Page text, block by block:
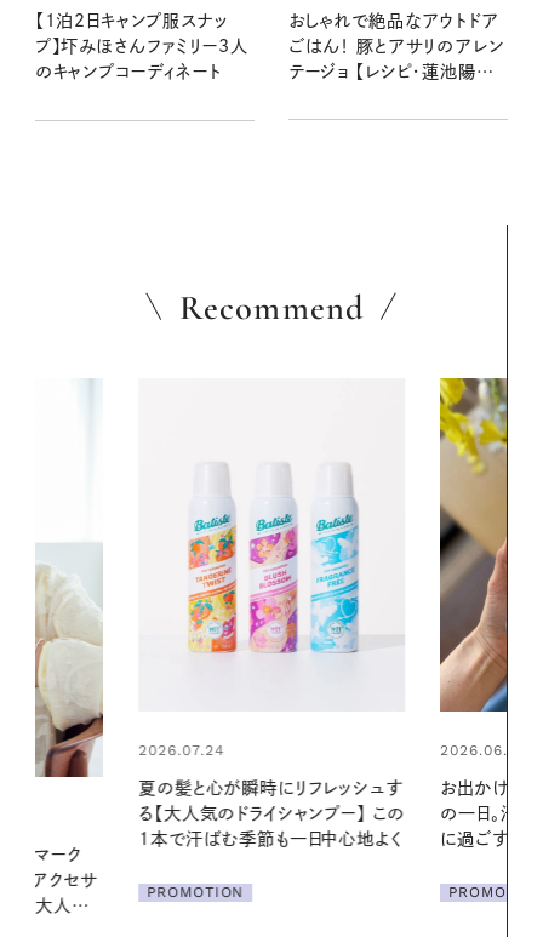
【1泊2日キャンプ服スナッ
プ】圷みほさんファミリー3人
のキャンプコーディネート
おしゃれで絶品なアウトドア
ごはん！ 豚とアサリのアレン
テージョ 【レシピ・蓮池陽子
Recommend
2026.06.01
お出かけ前のひと手間で変わる、夏
の一日。汗ばむ季節を「ごきげん」
に過ごす私の新習慣
PROMOTION
2026.06.01
暑い夏のナイ
える夜の爽